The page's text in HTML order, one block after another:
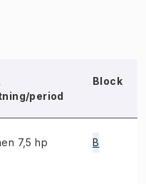
period
Block
7,5 hp B